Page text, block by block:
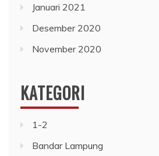
Januari 2021
Desember 2020
November 2020
KATEGORI
1-2
Bandar Lampung